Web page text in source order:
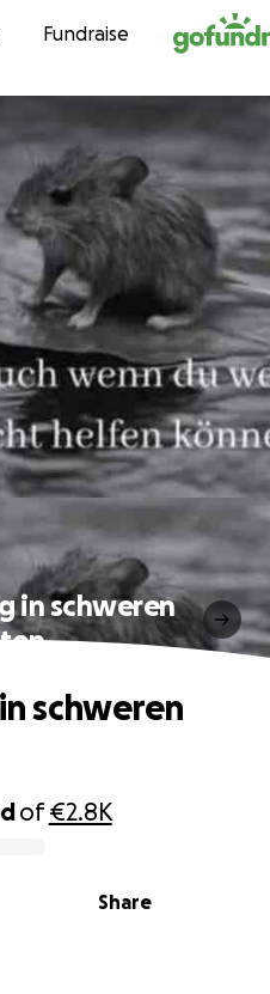
Fundraise
in schweren
of€2.8K
Share
schweren